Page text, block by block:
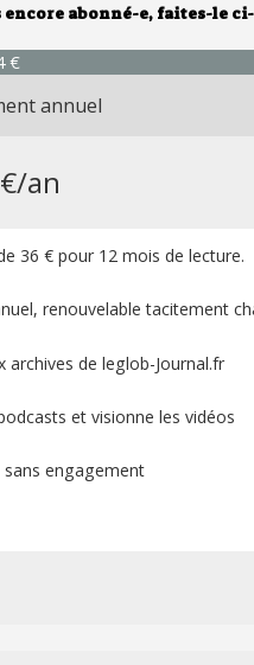
encore abonné-e, faites-le
€
annuel
an
36 € pour 12 mois de lecture.
renouvelable tacitement
archives de leglob-Journal.fr
et visionne les vidéos
sans engagement